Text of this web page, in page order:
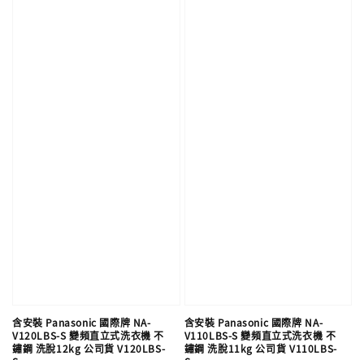
含安裝 Panasonic 國際牌 NA-
V120LBS-S 變頻直立式洗衣機 不
鏽鋼 洗脫12kg 公司貨 V120LBS-
含安裝 Panasonic 國際牌 NA-
V110LBS-S 變頻直立式洗衣機 不
鏽鋼 洗脫11kg 公司貨 V110LBS-